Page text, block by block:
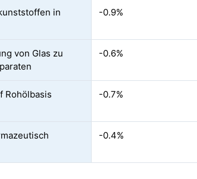
in
-0.9%
von Glas zu
-0.6%
Rohölbasis -0.7%
-0.4%